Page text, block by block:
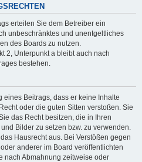
erteilen Sie dem Betreiber ein
unbeschränktes und unentgeltliches
des Boards zu nutzen.
2, Unterpunkt a bleibt auch nach
bestehen.
eines Beitrags, dass er keine Inhalte
oder die guten Sitten verstoßen. Sie
das Recht besitzen, die in Ihren
Bilder zu setzen bzw. zu verwenden.
Hausrecht aus. Bei Verstößen gegen
anderer im Board veröffentlichten
nach Abmahnung zeitweise oder